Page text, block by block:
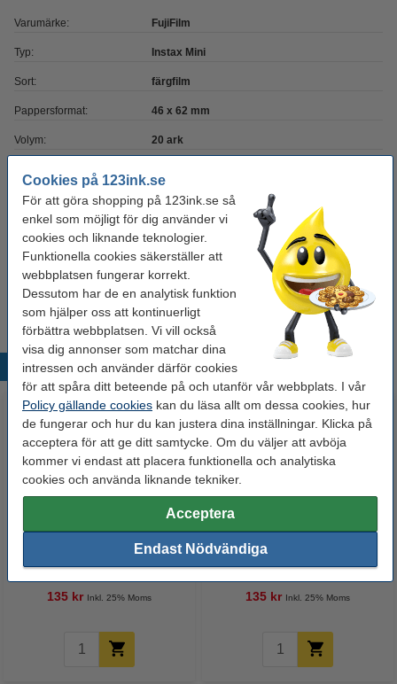
Cookies på 123ink.se
För att göra shopping på 123ink.se så
enkel som möjligt för dig använder vi
cookies och liknande teknologier.
Funktionella cookies säkerställer att
webbplatsen fungerar korrekt.
Dessutom har de en analytisk funktion
som hjälper oss att kontinuerligt
förbättra webbplatsen. Vi vill också
visa dig annonser som matchar dina
intressen och använder därför cookies
för att spåra ditt beteende på och utanför vår webbplats. I vår
Policy gällande cookies kan du läsa allt om dessa cookies, hur
de fungerar och hur du kan justera dina inställningar. Klicka på
acceptera för att ge ditt samtycke. Om du väljer att avböja
kommer vi endast att placera funktionella och analytiska
cookies och använda liknande tekniker.
Acceptera
Endast Nödvändiga
Varumärke: FujiFilm
Typ: Instax Mini
Sort: färgfilm
Pappersformat: 46 x 62 mm
Volym: 20 ark
Vattentålig: nej
Instant camera
Ram: vit
Vårt artikelnr: 150814
Populära produkter
Fujifilm Instax MINI RAINBOW
46x62mm | glansigt | 10 ark
135 kr Inkl. 25% Moms
Fujifilm Instax MINI
MONOCHROME 46x62mm |
135 kr Inkl. 25% Moms